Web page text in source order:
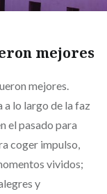
mejores
mejores.
lo largo de la faz
el pasado para
coger impulso,
vividos;
y